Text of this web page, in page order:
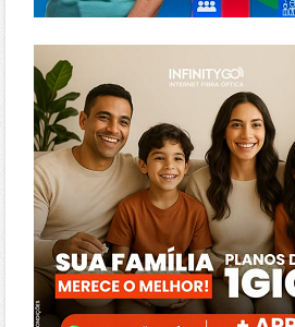
https://www.infinitygo.com.br/